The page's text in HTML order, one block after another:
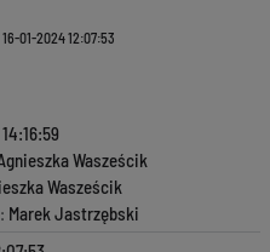
16-01-2024 12:07:53
Wasześcik
Wasześcik
Marek Jastrzębski